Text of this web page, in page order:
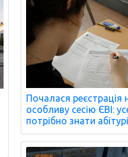
Почалася реєстрація
особливу сесію ЄВІ:
потрібно знати